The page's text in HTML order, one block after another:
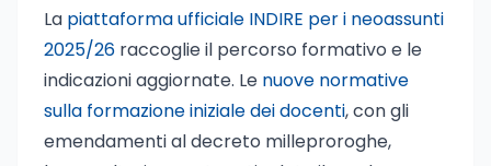
La piattaforma ufficiale INDIRE per i neoassunti
2025/26 raccoglie il percorso formativo e le
indicazioni aggiornate. Le nuove normative
sulla formazione iniziale dei docenti, con gli
emendamenti al decreto milleproroghe,